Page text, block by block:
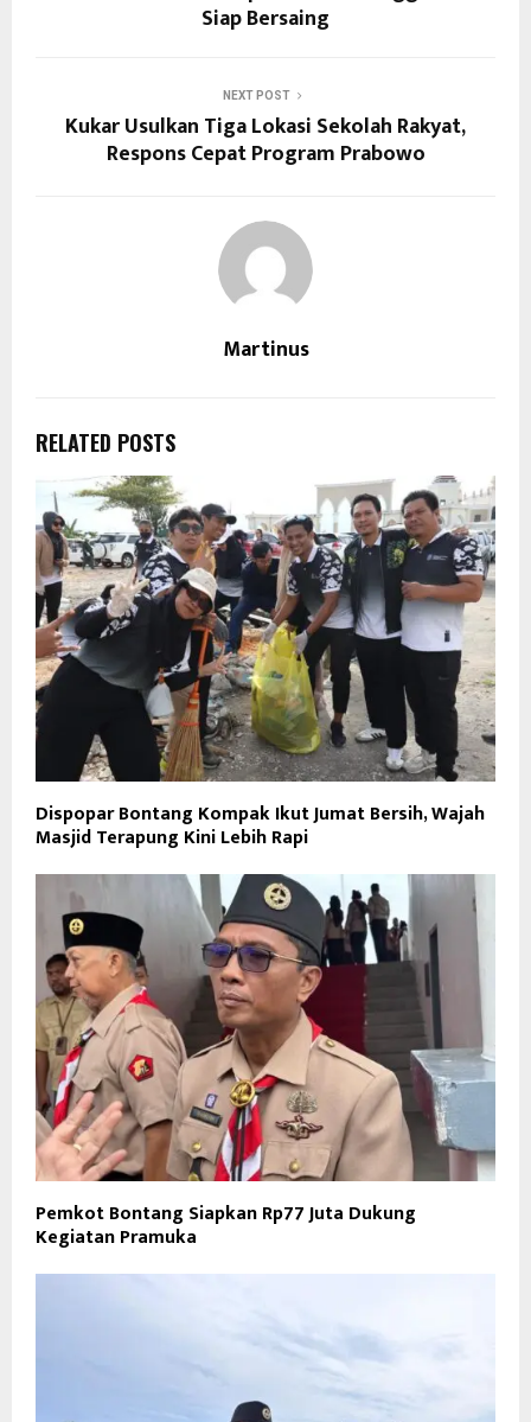
Siap Bersaing
NEXT POST
Kukar Usulkan Tiga Lokasi Sekolah Rakyat,
Respons Cepat Program Prabowo
Martinus
RELATED POSTS
Dispopar Bontang Kompak Ikut Jumat Bersih, Wajah
Masjid Terapung Kini Lebih Rapi
Pemkot Bontang Siapkan Rp77 Juta Dukung
Kegiatan Pramuka